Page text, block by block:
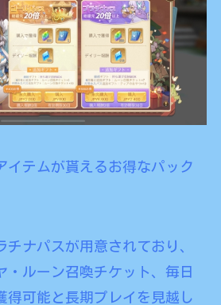
イテムが貰えるお得なパック
チナパスが用意されており、
・ルーン召喚チケット、毎日
得可能と長期プレイを見越し